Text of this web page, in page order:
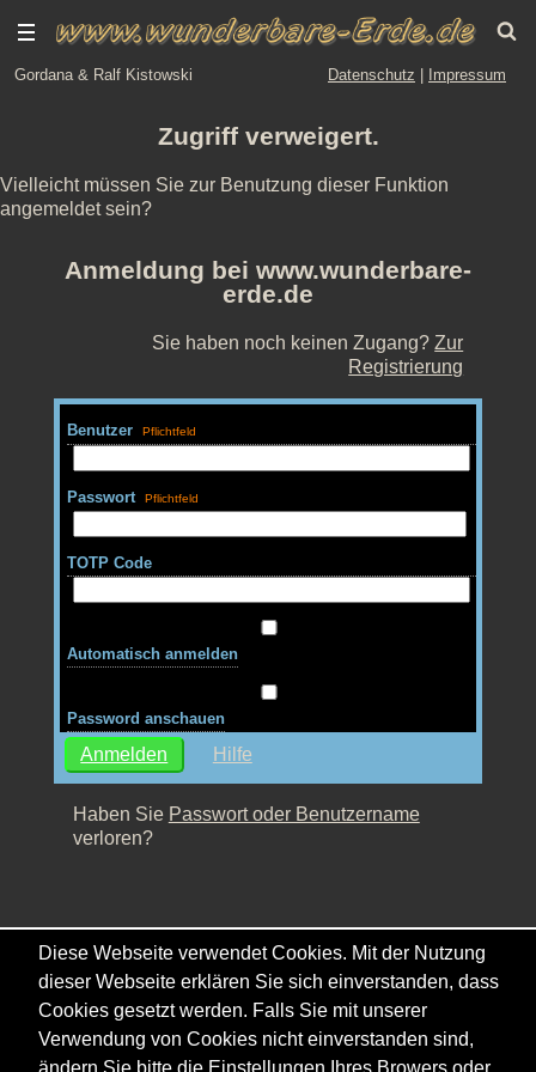
Gordana & Ralf Kistowski Datenschutz Impressum
Zugriff verweigert.
Vielleicht müssen Sie zur Benutzung dieser Funktion
angemeldet sein?
Anmeldung bei www.wunderbare-
erde.de
Sie haben noch keinen Zugang?Zur
Registrierung
Benutzer
Passwort
TOTP Code
Automatisch anmelden
Password anschauen
Hilfe
Haben Sie Passwort oder Benutzername
verloren?
Diese Webseite verwendet Cookies. Mit der Nutzung
dieser Webseite erklären Sie sich einverstanden, dass
Cookies gesetzt werden. Falls Sie mit unserer
Verwendung von Cookies nicht einverstanden sind,
ändern Sie bitte die Einstellungen Ihres Browers oder